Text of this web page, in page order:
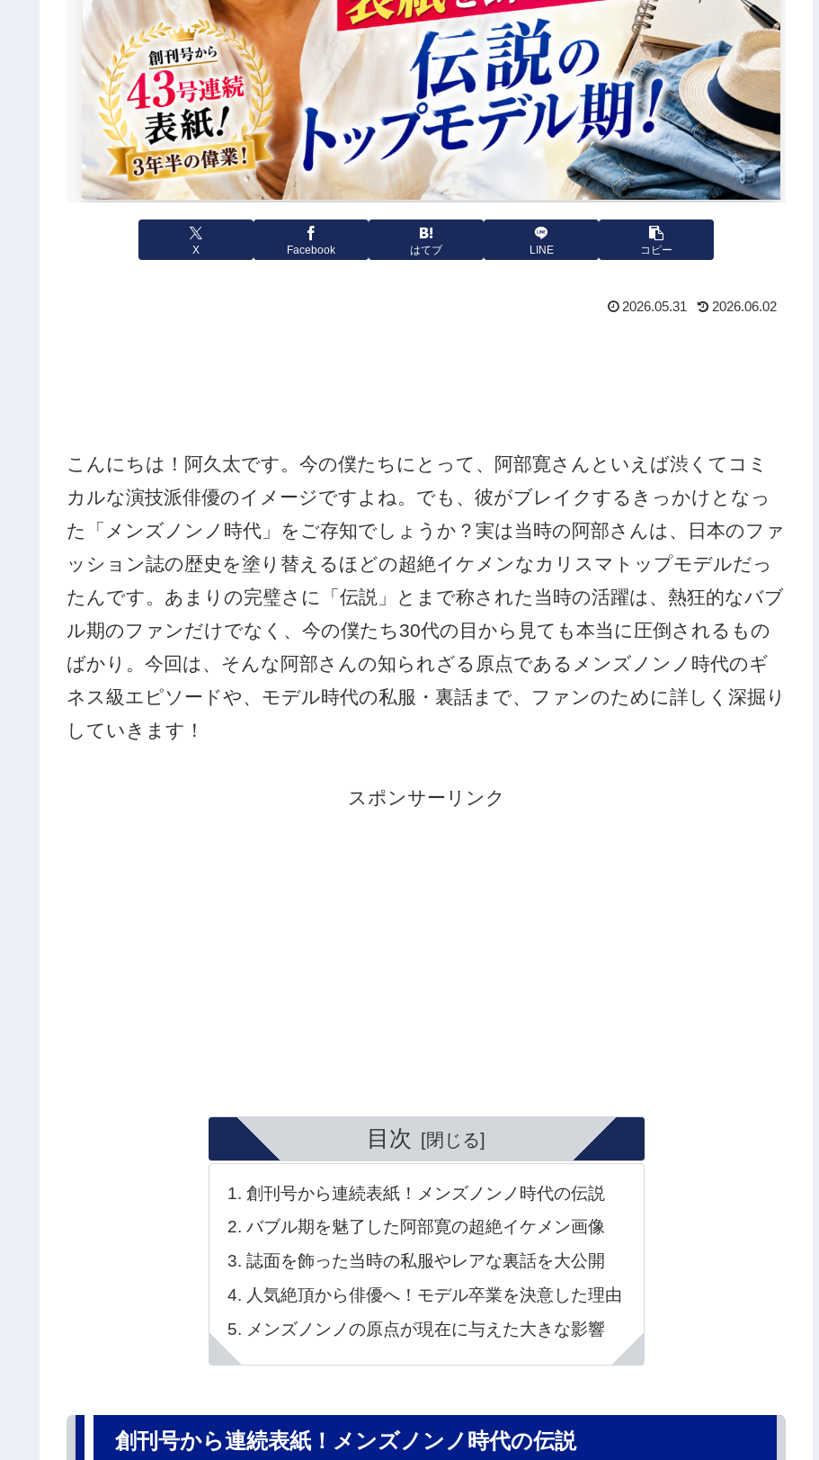
X Facebook はてブ LINE コピー
2026.05.31 2026.06.02
こんにちは！阿久太です。今の僕たちにとって、阿部寛さんといえば渋くてコミ
カルな演技派俳優のイメージですよね。でも、彼がブレイクするきっかけとなっ
た「メンズノンノ時代」をご存知でしょうか？実は当時の阿部さんは、日本のファ
ッション誌の歴史を塗り替えるほどの超絶イケメンなカリスマトップモデルだっ
たんです。あまりの完璧さに「伝説」とまで称された当時の活躍は、熱狂的なバブ
ル期のファンだけでなく、今の僕たち30代の目から見ても本当に圧倒されるもの
ばかり。今回は、そんな阿部さんの知られざる原点であるメンズノンノ時代のギ
ネス級エピソードや、モデル時代の私服・裏話まで、ファンのために詳しく深掘り
していきます！
スポンサーリンク
目次
創刊号から連続表紙！メンズノンノ時代の伝説
バブル期を魅了した阿部寛の超絶イケメン画像
誌面を飾った当時の私服やレアな裏話を大公開
人気絶頂から俳優へ！モデル卒業を決意した理由
メンズノンノの原点が現在に与えた大きな影響
創刊号から連続表紙！メンズノンノ時代の伝説